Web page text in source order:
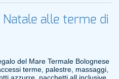
Natale alle terme di
del Mare Termale Bolognese
terme, palestre, massaggi,